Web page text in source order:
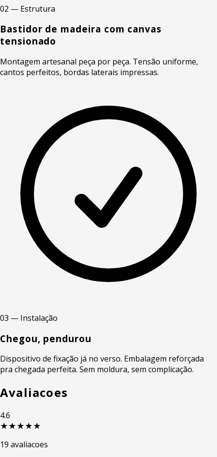
02 — Estrutura
Bastidor de madeira com canvas
tensionado
Montagem artesanal peça por peça. Tensão uniforme,
cantos perfeitos, bordas laterais impressas.
03 — Instalação
Chegou, pendurou
Dispositivo de fixação já no verso. Embalagem reforçada
pra chegada perfeita. Sem moldura, sem complicação.
Avaliacoes
4.6
★★★★★
19 avaliacoes